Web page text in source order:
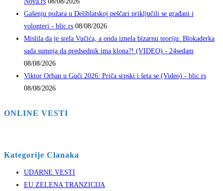
Gašenju požara u Deliblatskoj peščari priključili se građani i
volonteri - blic.rs 08/08/2026
Mislila da je srela Vučića, a onda iznela bizarnu teoriju: Blokaderka
sada sumnja da predsednik ima klona?! (VIDEO) - 24sedam
08/08/2026
Viktor Orban u Guči 2026: Priča srpski i šeta se (Video) - blic.rs
08/08/2026
ONLINE VESTI
Kategorije Clanaka
UDARNE VESTI
EU ZELENA TRANZICIJA